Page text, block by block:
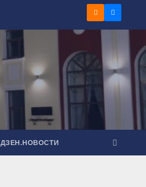
ДЗЕН.НОВОСТИ